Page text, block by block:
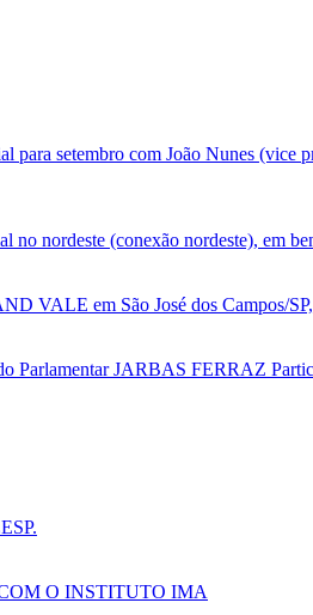
setembro com João Nunes
nordeste (conexão nordeste), em
VALE em São José dos Campos/
Parlamentar JARBAS FERRAZ
O INSTITUTO IMA